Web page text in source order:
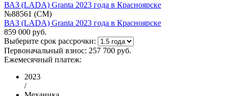
ВАЗ (LADA) Granta 2023 года в Красноярске
№88561 (CM)
ВАЗ (LADA) Granta 2023 года в Красноярске
859 000 руб.
Выберите срок рассрочки:
Первоначальный взнос: 257 700 руб.
Ежемесячный платеж:
2023
/